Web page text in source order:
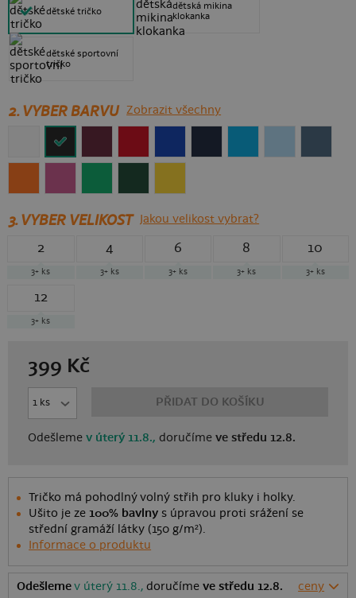
dětské tričko
dětské sportovní
tričko
dětská mikina
klokanka
2. VYBER BARVU Zobrazit všechny
3.VYBER VELIKOST Jakou velikost vybrat?
2
3+ ks
4
3+ ks
6
3+ ks
8
3+ ks
10
3+ ks
12
3+ ks
399 Kč
PŘIDAT DO KOŠÍKU
Odešlemev úterý 11.8., doručímeve středu 12.8.
Tričko má pohodlný volný střih pro kluky i holky.
Ušito je ze 100% bavlny s úpravou proti srážení se
střední gramáží látky (150 g/m²).
Informace o produktu
Odešlemev úterý 11.8., doručímeve středu 12.8. ceny